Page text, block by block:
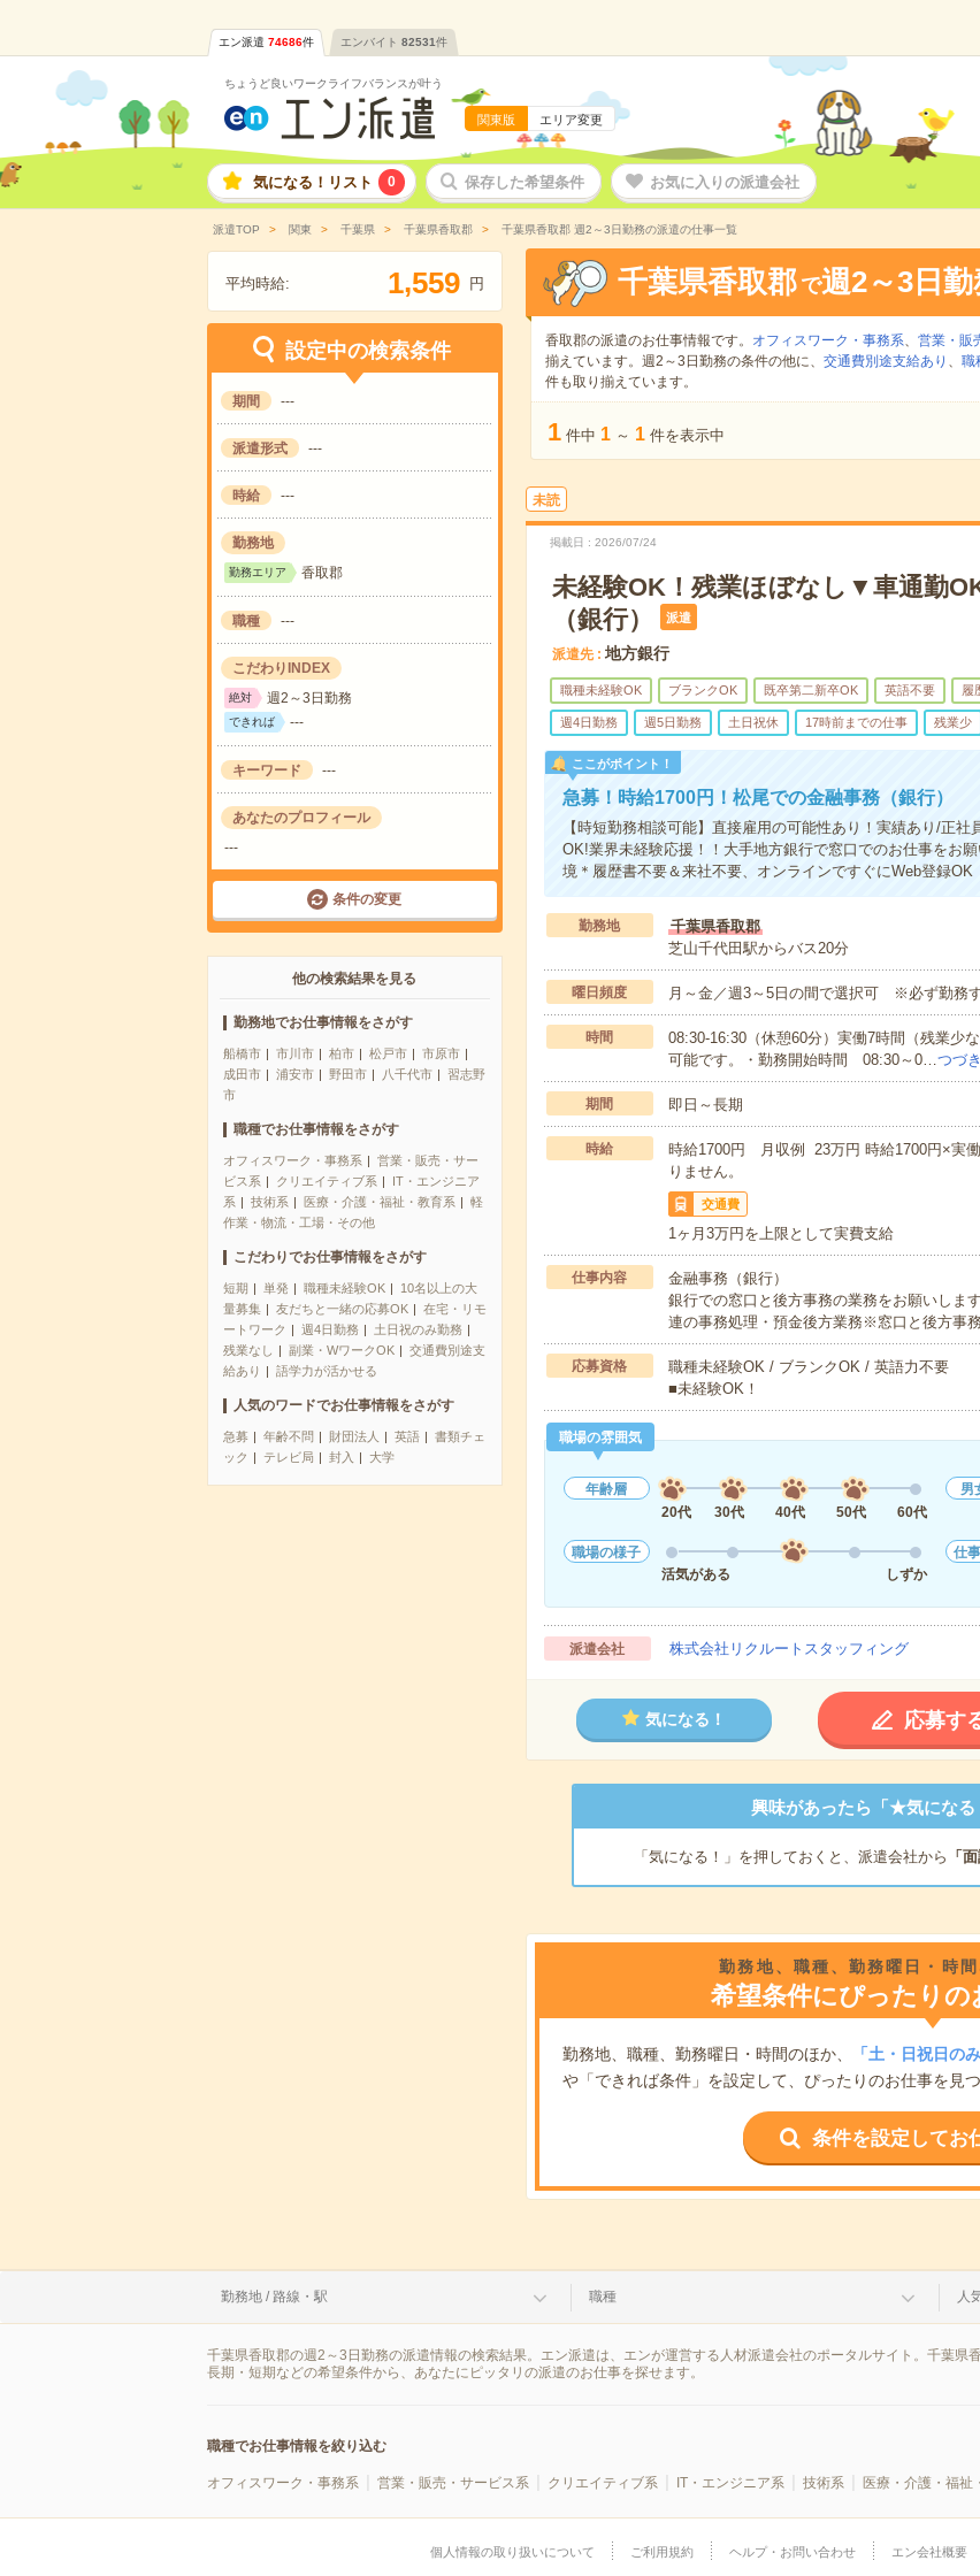
エン派遣 74686件 エンバイト 82531件
ちょうど良いワークライフバランスが叶う
関東版 エリア変更
気になる！リスト 0 保存した希望条件 お気に入りの派遣会社
派遣TOP 関東 千葉県 千葉県香取郡 千葉県香取郡 週2～3日勤務の派遣の仕事一覧
平均時給: 1,559 円
設定中の検索条件
期間 ---
派遣形式 ---
時給 ---
勤務地
勤務エリア 香取郡
職種 ---
こだわりINDEX
絶対 週2～3日勤務
できれば ---
キーワード ---
あなたのプロフィール
---
条件の変更
他の検索結果を見る
勤務地でお仕事情報をさがす
船橋市 市川市 柏市 松戸市
市原市
成田市
浦安市 野田市 八千代市
習志野
市
職種でお仕事情報をさがす
オフィスワーク・事務系
営業・販売・サー
ビス系
クリエイティブ系
IT・エンジニア
系
技術系 医療・介護・福祉・教育系
軽
作業・物流・工場・その他
こだわりでお仕事情報をさがす
短期 単発 職種未経験OK
10名以上の大
量募集
友だちと一緒の応募OK
在宅・リモ
ートワーク
週4日勤務
土日祝のみ勤務
残業なし
副業・WワークOK
交通費別途支
給あり
語学力が活かせる
人気のワードでお仕事情報をさがす
急募 年齢不問 財団法人 英語
書類チェ
ック
テレビ局 封入 大学
千葉県香取郡 で週2～3日勤
香取郡の派遣のお仕事情報です。 オフィスワーク・事務系、 営業・販
揃えています。週2～3日勤務の条件の他に、 交通費別途支給あり 、 職
件も取り揃えています。
1 件中 1 ～ 1 件を表示中
未読
掲載日 2026/07/24
未経験OK！残業ほぼなし▼車通勤
（銀行）
派遣
派遣先 地方銀行
職種未経験OK ブランクOK 既卒第二新卒OK 英語不要 履
週4日勤務 週5日勤務 土日祝休 17時前までの仕事 残業少
ここがポイント！
急募！時給1700円！松尾での金融事務（銀行）
【時短勤務相談可能】直接雇用の可能性あり！実績あり/正
OK!業界未経験応援！！大手地方銀行で窓口でのお仕事をお
境＊履歴書不要＆来社不要、オンラインですぐにWeb登録
勤務地
千葉県香取郡
芝山千代田駅からバス20分
曜日頻度 月～金／週3～5日の間で選択可 ※必ず勤務
時間
08:30-16:30（休憩60分）実働7時間（残業少
可能です。・勤務開始時間 08:30～0…つづ
期間 即日～長期
時給
時給1700円 月収例 23万円 時給1700円×実
りません。
交通費
1ヶ月3万円を上限として実費支給
仕事内容
金融事務（銀行）
銀行での窓口と後方事務の業務をお願いしま
連の事務処理・預金後方業務※窓口と後方事
応募資格
職種未経験OK / ブランクOK / 英語力不要
■未経験OK！
職場の雰囲気
年齢層
20代
30代 40代 50代 60代
男
職場の様子
活気がある
しずか
仕
派遣会社 株式会社リクルートスタッフィング
気になる！ 応募す
興味があったら「★気になる
「気になる！」を押しておくと、派遣会社から 「
勤務地、職種、勤務曜日・時
希望条件にぴったりの
勤務地、職種、勤務曜日・時間のほか、 「土・日祝日の
や「できれば条件」を設定して、ぴったりのお仕事を見
条件を設定してお
勤務地 / 路線・駅 職種 人
千葉県香取郡の週2～3日勤務の派遣情報の検索結果。エン派遣は、エンが運営する人材派遣会社のポータルサイト。千葉県
長期・短期などの希望条件から、あなたにピッタリの派遣のお仕事を探せます。
職種でお仕事情報を絞り込む
オフィスワーク・事務系 営業・販売・サービス系 クリエイティブ系 IT・エンジニア系 技術系 医療・介護・福祉
個人情報の取り扱いについて ご利用規約 ヘルプ・お問い合わせ エン会社概要